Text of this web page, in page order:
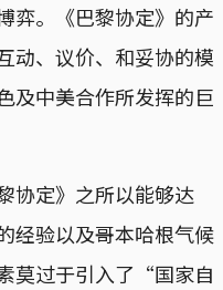
弈。《巴黎协定》的产
动、议价、和妥协的模
及中美合作所发挥的巨
协定》之所以能够达
经验以及哥本哈根气候
莫过于引入了“国家自